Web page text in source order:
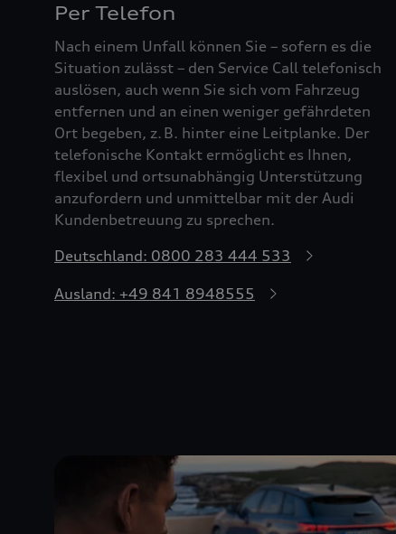
Per Telefon
Nach einem Unfall können Sie – sofern es die
Situation zulässt – den Service Call telefonisch
auslösen, auch wenn Sie sich vom Fahrzeug
entfernen und an einen weniger gefährdeten
Ort begeben, z. B. hinter eine Leitplanke. Der
telefonische Kontakt ermöglicht es Ihnen,
flexibel und ortsunabhängig Unterstützung
anzufordern und unmittelbar mit der Audi
Kundenbetreuung zu sprechen.
Deutschland: 0800 283 444 533
Ausland: +49 841 8948555